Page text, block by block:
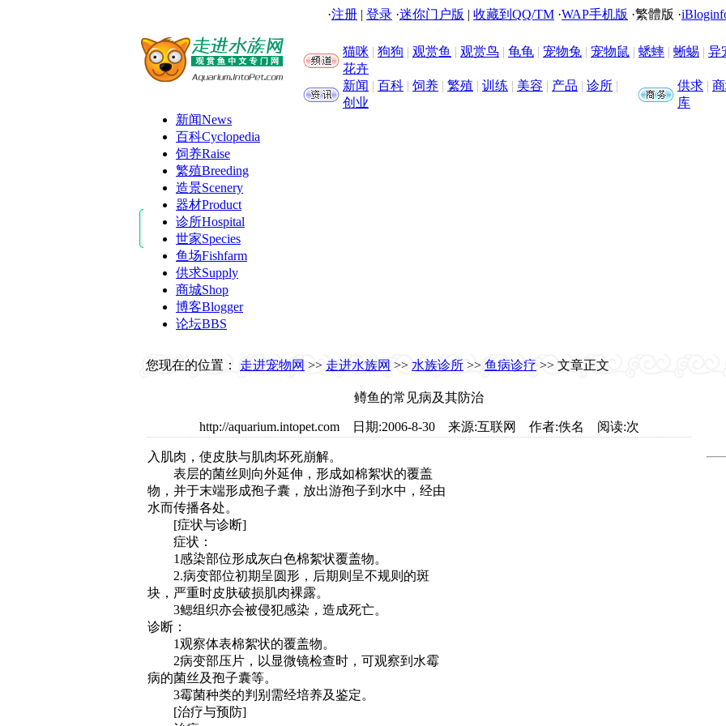
·注册 | 登录 ·迷你门户版 | 收藏到QQ/TM ·WAP手机版 ·繁體版 ·
猫咪 | 狗狗 | 观赏鱼 | 观赏鸟 | 龟龟 | 宠物兔 | 宠物鼠 | 蟋蟀 | 蜥蜴 | 异
花卉
新闻 | 百科 | 饲养 | 繁殖 | 训练 | 美容 | 产品 | 诊所 |
创业
供求 |
库
新闻News
百科Cyclopedia
饲养Raise
繁殖Breeding
造景Scenery
器材Product
诊所Hospital
世家Species
鱼场Fishfarm
供求Supply
商城Shop
博客Blogger
论坛BBS
您现在的位置： 走进宠物网 >> 走进水族网 >> 水族诊所 >> 鱼病诊疗 >> 文章正文
鳟鱼的常见病及其防治
http://aquarium.intopet.com 日期:2006-8-30 来源:互联网 作者:佚名 阅读:次
入肌肉，使皮肤与肌肉坏死崩解。
表层的菌丝则向外延伸，形成如棉絮状的覆盖
物，并于末端形成孢子囊，放出游孢子到水中，经由
水而传播各处。
[症状与诊断]
症状：
1感染部位形成灰白色棉絮状覆盖物。
2.病变部位初期呈圆形，后期则呈不规则的斑
块，严重时皮肤破损肌肉裸露。
3鳃组织亦会被侵犯感染，造成死亡。
诊断：
1观察体表棉絮状的覆盖物。
2病变部压片，以显微镜检查时，可观察到水霉
病的菌丝及孢子囊等。
3霉菌种类的判别需经培养及鉴定。
[治疗与预防]